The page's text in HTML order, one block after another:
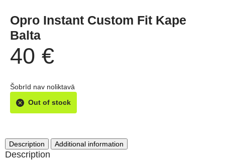
Opro Instant Custom Fit Kape
Balta
40 €
Šobrīd nav noliktavā
Out of stock
Description Additional information
Description